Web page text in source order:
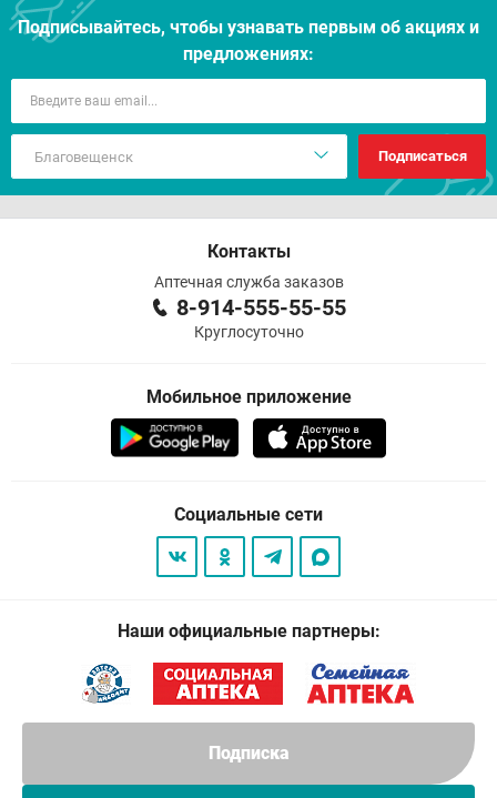
Подписка
Подписывайтесь, чтобы узнавать первым об акцияx и
предложениях:
Подписаться
Контакты
Аптечная служба заказов
8-914-555-55-55
Круглосуточно
Мобильное приложение
Социальные сети
Наши официальные партнеры: